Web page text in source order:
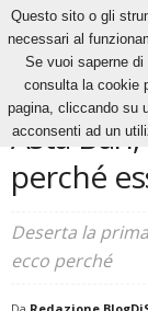
News Asta
NEWS
Asta
perché
Deserta la
ecco perché
Questo sito o gli
necessari al
Se vuoi saperne
consulta la cookie
pagina, cliccando su
acconsenti ad un